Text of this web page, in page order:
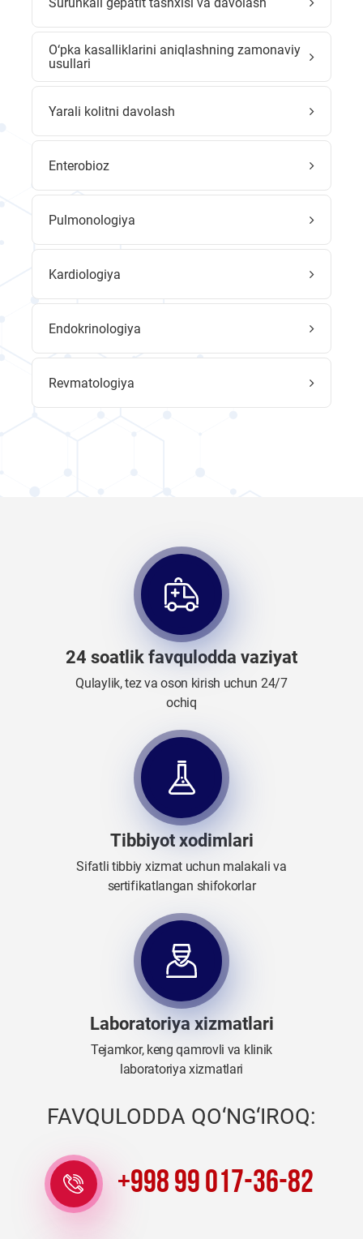
O‘pka kasalliklarini aniqlashning zamonaviy
usullari
Yarali kolitni davolash
Enterobioz
Pulmonologiya
Kardiologiya
Endokrinologiya
Revmatologiya
24 soatlik favqulodda vaziyat
Qulaylik, tez va oson kirish uchun 24/7
ochiq
Tibbiyot xodimlari
Sifatli tibbiy xizmat uchun malakali va
sertifikatlangan shifokorlar
Laboratoriya xizmatlari
Tejamkor, keng qamrovli va klinik
laboratoriya xizmatlari
FAVQULODDA QO‘NG‘IROQ:
+998 99 017-36-82